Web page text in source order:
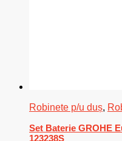
Robinete p/u duș,
Set Baterie GROHE
123238S